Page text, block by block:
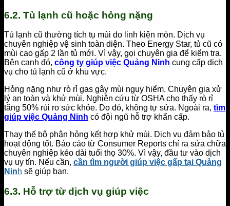
6.2. Tủ lạnh cũ hoặc hỏng nặng
Tủ lạnh cũ thường tích tụ mùi do linh kiện mòn. Dịch vụ
chuyên nghiệp vệ sinh toàn diện. Theo Energy Star, tủ cũ có
mùi cao gấp 2 lần tủ mới. Vì vậy, gọi chuyên gia để kiểm tra.
Bên cạnh đó, công ty giúp việc Quảng Ninh cung cấp dịch
vụ cho tủ lạnh cũ ở khu vực.
Hỏng nặng như rò rỉ gas gây mùi nguy hiểm. Chuyên gia xử
lý an toàn và khử mùi. Nghiên cứu từ OSHA cho thấy rò rỉ
tăng 50% rủi ro sức khỏe. Do đó, không tự sửa. Ngoài ra, tìm
giúp việc Quảng Ninh có đội ngũ hỗ trợ khẩn cấp.
Thay thế bộ phận hỏng kết hợp khử mùi. Dịch vụ đảm bảo tủ
hoạt động tốt. Báo cáo từ Consumer Reports chỉ ra sửa chữa
chuyên nghiệp kéo dài tuổi thọ 30%. Vì vậy, đầu tư vào dịch
vụ uy tín. Nếu cần, cần tìm người giúp việc gấp tại Quảng
Ninh sẽ giúp bạn.
6.3. Hỗ trợ từ dịch vụ giúp việc